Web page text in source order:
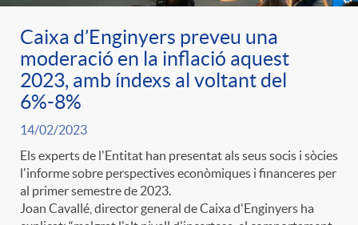
r
a
S
a
p
e
r
c
e
n
i
d
i
c
a
d
Caixa d’Enginyers preveu una
moderació en la inflació aquest
2023, amb índexs al voltant del
6%-8%
14/02/2023
Els experts de l'Entitat han presentat als seus socis i sòcies
l'informe sobre perspectives econòmiques i financeres per
al primer semestre de 2023.
Joan Cavallé, director general de Caixa d'Enginyers ha